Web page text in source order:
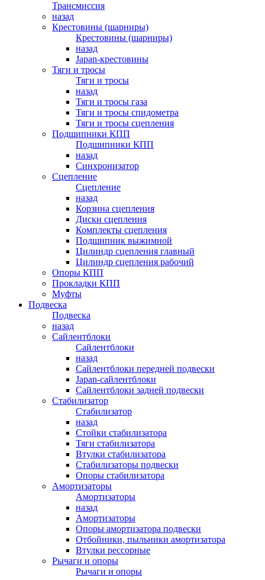
Трансмиссия
назад
Крестовины (шарниры)
Крестовины (шарниры)
назад
Japan-крестовины
Тяги и тросы
Тяги и тросы
назад
Тяги и тросы газа
Тяги и тросы спидометра
Тяги и тросы сцепления
Подшипники КПП
Подшипники КПП
назад
Синхронизатор
Сцепление
Сцепление
назад
Корзина сцепления
Диски сцепления
Комплекты сцепления
Подшипник выжимной
Цилиндр сцепления главный
Цилиндр сцепления рабочий
Опоры КПП
Прокладки КПП
Муфты
Подвеска
Подвеска
назад
Сайлентблоки
Сайлентблоки
назад
Сайлентблоки передней подвески
Japan-сайлентблоки
Сайлентблоки задней подвески
Стабилизатор
Стабилизатор
назад
Стойки стабилизатора
Тяги стабилизатора
Втулки стабилизатора
Стабилизаторы подвески
Опоры стабилизатора
Амортизаторы
Амортизаторы
назад
Амортизаторы
Опоры амортизатора подвески
Отбойники, пыльники амортизатора
Втулки рессорные
Рычаги и опоры
Рычаги и опоры